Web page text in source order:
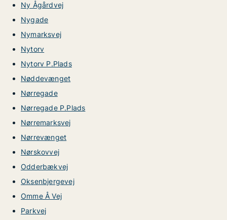
Ny Ågårdvej
Nygade
Nymarksvej
Nytorv
Nytorv P.Plads
Nøddevænget
Nørregade
Nørregade P.Plads
Nørremarksvej
Nørrevænget
Nørskovvej
Odderbækvej
Oksenbjergevej
Omme Å Vej
Parkvej